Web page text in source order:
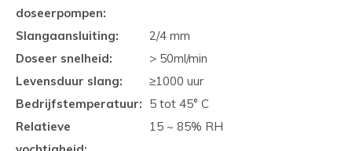
doseerpompen:
Slangaansluiting:
2/4 mm
Doseer snelheid:
> 50ml/min
Levensduur slang:
≥1000 uur
Bedrijfstemperatuur: 5 tot 45° C
Relatieve
15 ~ 85% RH